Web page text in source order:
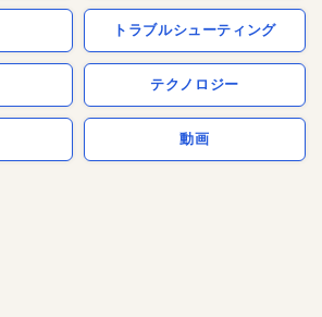
トラブルシューティング
テクノロジー
動画